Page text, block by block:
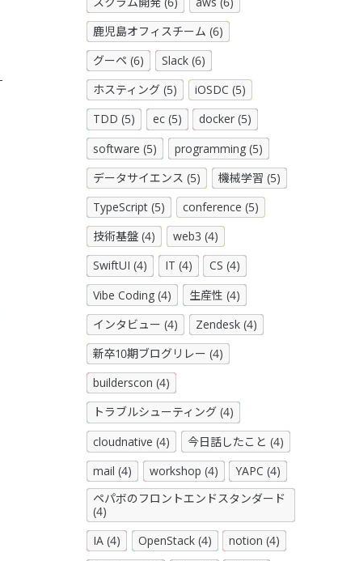
鹿児島オフィスチーム (6)
グーペ (6)
Slack (6)
ホスティング (5)
iOSDC (5)
TDD (5)
ec (5)
docker (5)
software (5)
programming (5)
データサイエンス (5)
機械学習 (5)
TypeScript (5)
conference (5)
技術基盤 (4)
web3 (4)
SwiftUI (4)
IT (4)
CS (4)
Vibe Coding (4)
生産性 (4)
インタビュー (4)
Zendesk (4)
新卒10期ブログリレー (4)
builderscon (4)
トラブルシューティング (4)
cloudnative (4)
今日話したこと (4)
mail (4)
workshop (4)
YAPC (4)
ペパボのフロントエンドスタンダード
(4)
IA (4)
OpenStack (4)
notion (4)